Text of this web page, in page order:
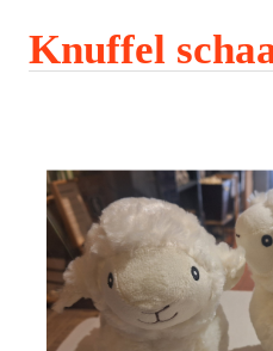
Knuffel